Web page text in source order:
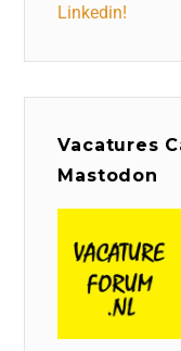
Linkedin!
Vacatures
Mastodon